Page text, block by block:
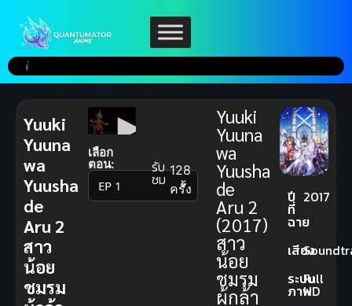
เลือก
ตอน:
▼
รับ
ชม 128
ครั้ง
Yuuki
Yuuna
wa
Yuusha
de
Aru 2
(2017)
สาว
น้อย
ชมรม
ผู้กล้า
ปี
ที่
ฉาย
2017
เสียง
ระบบ
ภาพ
Full
HD
Yuuki
Yuuna
wa
Yuusha
de
Aru 2
สาว
น้อย
ชมรม